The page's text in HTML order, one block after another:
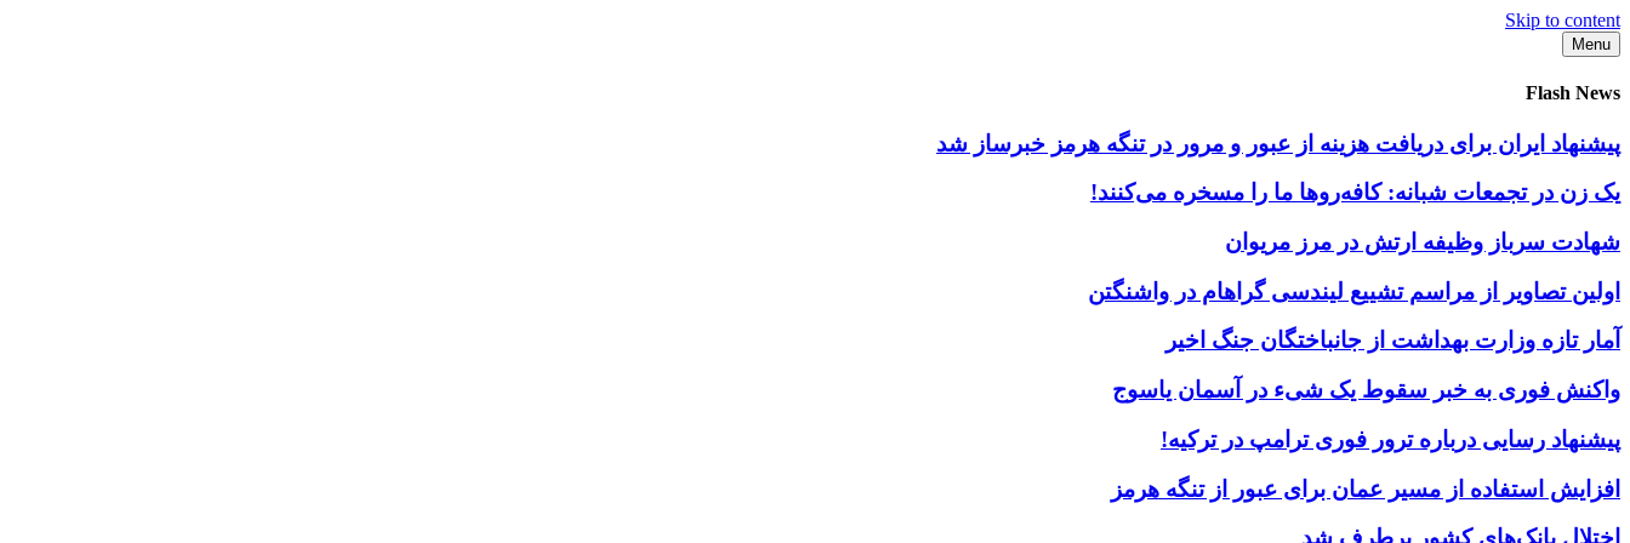
Skip to content
Menu
Flash News
پیشنهاد ایران برای دریافت هزینه از عبور و مرور در تنگه هرمز خبرساز شد
یک زن در تجمعات شبانه: کافه‌روها ما را مسخره می‌کنند!
شهادت سرباز وظیفه ارتش در مرز مریوان
اولین تصاویر از مراسم تشییع لیندسی گراهام در واشنگتن
آمار تازه وزارت بهداشت از جانباختگان جنگ اخیر
واکنش فوری به خبر سقوط یک شیء در آسمان یاسوج
پیشنهاد رسایی درباره ترور فوری ترامپ در ترکیه!
افزایش استفاده از مسیر عمان برای عبور از تنگه هرمز
اختلال بانک‌های کشور برطرف شد